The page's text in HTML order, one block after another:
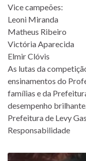
Vice campeões:
Leoni Miranda
Matheus Ribeiro
Victória Aparecida
Elmir Clóvis
As lutas da
ensinamentos do
famílias e da
desempenho brilhante.
Prefeitura de Levy
Responsabilidade